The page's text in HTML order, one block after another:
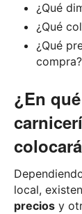
¿Qué
¿Qué
¿Qué
compra?
¿En
local,
precios y